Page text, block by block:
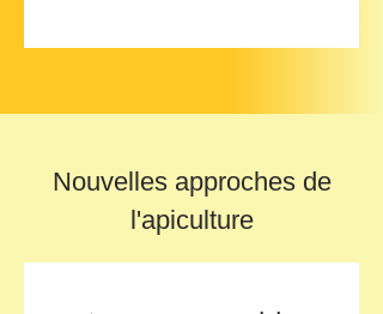
Nouvelles approches de
l'apiculture